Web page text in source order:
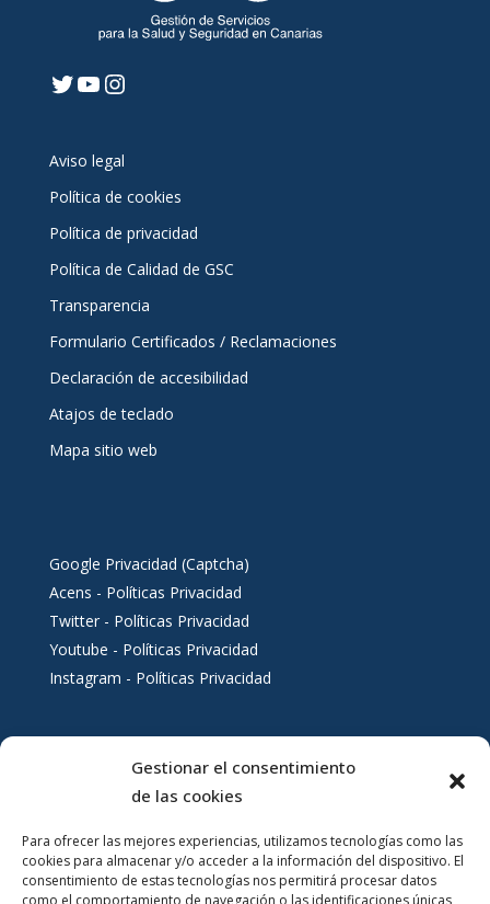
Gestionar el consentimiento
de las cookies
Para ofrecer las mejores experiencias, utilizamos tecnologías como las
cookies para almacenar y/o acceder a la información del dispositivo. El
consentimiento de estas tecnologías nos permitirá procesar datos
como el comportamiento de navegación o las identificaciones únicas
Twitter
YouTube
Instagram
Aviso legal
Política de cookies
Política de privacidad
Política de Calidad de GSC
Transparencia
Formulario Certificados / Reclamaciones
Declaración de accesibilidad
Atajos de teclado
Mapa sitio web
Google Privacidad (Captcha)
Acens - Políticas Privacidad
Twitter - Políticas Privacidad
Youtube - Políticas Privacidad
Instagram - Políticas Privacidad
Servicios al ciudadano